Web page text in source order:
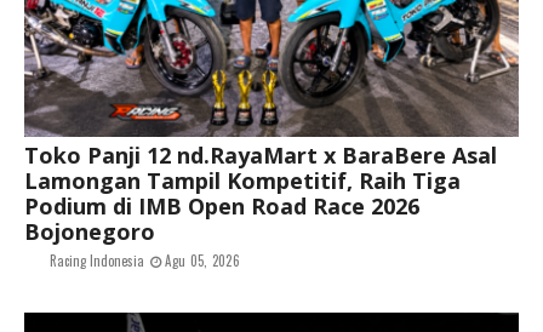
Toko Panji 12 nd.RayaMart x BaraBere Asal
Lamongan Tampil Kompetitif, Raih Tiga
Podium di IMB Open Road Race 2026
Bojonegoro
Racing Indonesia Agu 05, 2026